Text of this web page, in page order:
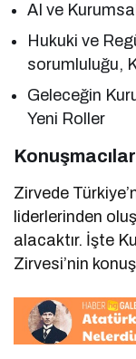
AI ve
Hukuki ve
sorumluluğu,
Geleceğin
Yeni Roller
Konuşmacılar
Zirvede
liderlerinden
alacaktır. İşte
Zirvesi’nin